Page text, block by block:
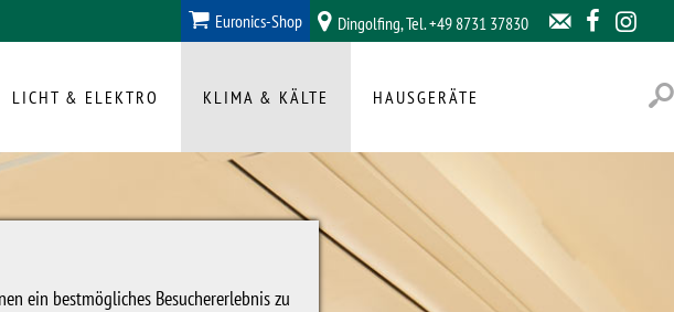
 Euronics-Shop  Dingolfing, Tel. +49 8731 37830   
LICHT & ELEKTRO KLIMA & KÄLTE HAUSGERÄTE 
ein bestmögliches Besuchererlebnis zu